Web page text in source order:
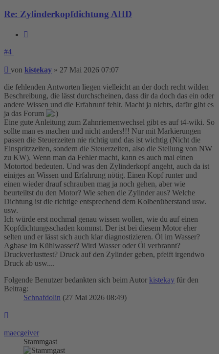
Re: Zylinderkopfdichtung AHD
#4
Beitrag
von kistekay » 27 Mai 2026 07:07
die fehlenden Antworten liegen vielleicht an der doch recht wilden
Beschreibung, die lässt durchscheinen, dass dir da doch das ein oder
andere Wissen und die Erfahrunf fehlt. Macht ja nichts, dafür gibt es
ja das Forum
Eine gute Anleitung zum Zahnriemenwechsel gibt es auf t4-wiki. So
sollte man es machen und nicht anders!!! Nur mit Markierungen
passen die Steuerzeiten nie richtig und das ist wichtig (Nicht die
Einspritzzeiten, sondern die Steuerzeiten, also die Stellung von NW
zu KW). Wenn man da Fehler macht, kann es auch mal einen
Motortod bedeuten. Und was den Zylinderkopf angeht, auch da ist
einiges an Wissen und Erfahrung nötig. Einen Kopf runter und
einen wieder drauf schrauben mag ja noch gehen, aber wie
beurteiltst du den Motor? Wie sehen die Zylinder aus? Welche
Dichtung ist die richtige entsprechend dem Kolbenüberstand usw.
usw.
Ich würde erst nochmal genau wissen wollen, wie du auf einen
Kopfdichtungsschaden kommst. Der ist bei diesem Motor eher
selten und er lässt sich auch klar diagnostizieren. Öl im Wasser?
Agbase im Kühlwasser? Wird Wasser oder Öl verbrannt?
Druckverlusttest? Druck auf den Zylinder geben, pfeift irgendwo
Druck ab usw....
Folgende Benutzer bedankten sich beim Autor kistekay für den
Beitrag:
Schnafdolin (27 Mai 2026 08:49)
maecgeiver
Stammgast